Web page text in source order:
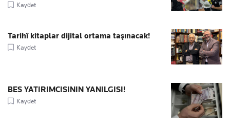
Kaydet
Tarihî kitaplar dijital ortama taşınacak!
Kaydet
BES YATIRIMCISININ YANILGISI!
Kaydet